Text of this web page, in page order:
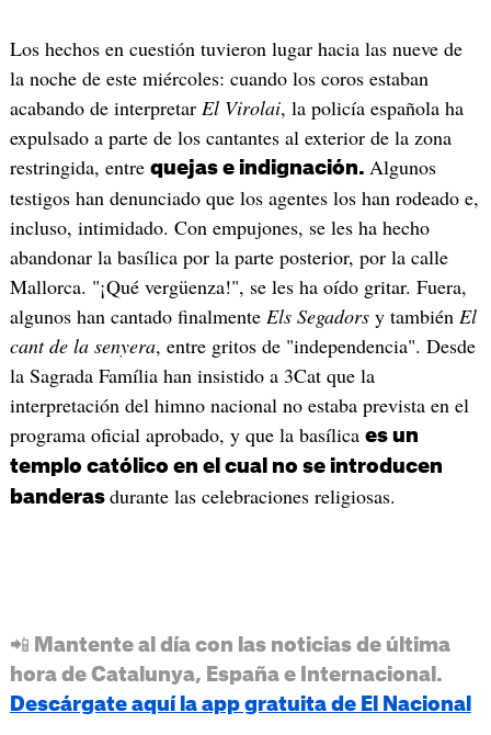
Los hechos en cuestión tuvieron lugar hacia las nueve de
la noche de este miércoles: cuando los coros estaban
acabando de interpretar El Virolai, la policía española ha
expulsado a parte de los cantantes al exterior de la zona
restringida, entre quejas e indignación. Algunos
testigos han denunciado que los agentes los han rodeado e,
incluso, intimidado. Con empujones, se les ha hecho
abandonar la basílica por la parte posterior, por la calle
Mallorca. "¡Qué vergüenza!", se les ha oído gritar. Fuera,
algunos han cantado finalmente Els Segadorsy también El
cant de la senyera, entre gritos de "independencia". Desde
la Sagrada Família han insistido a 3Cat que la
interpretación del himno nacional no estaba prevista en el
programa oficial aprobado, y que la basílica es un
templo católico en el cual no se introducen
banderas durante las celebraciones religiosas.
📲 Mantente al día con las noticias de última
hora de Catalunya, España e Internacional.
Descárgate aquí la app gratuita de El Nacional